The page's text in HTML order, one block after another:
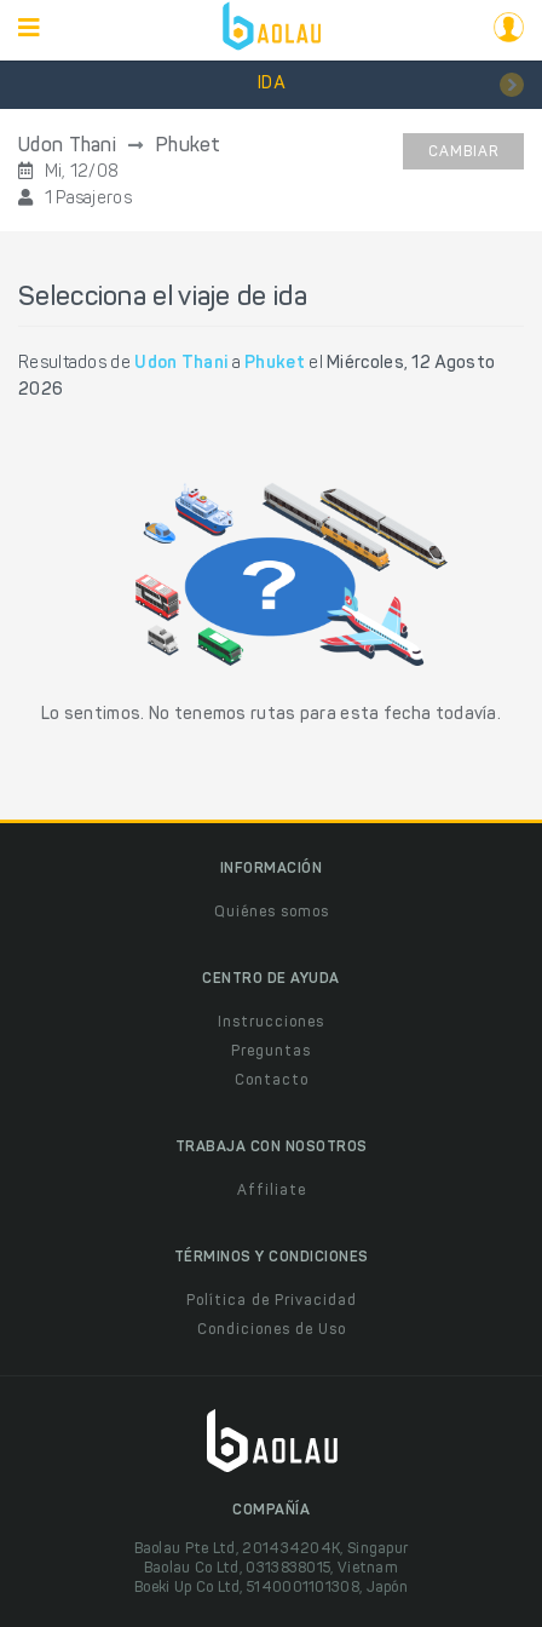
IDA
Udon Thani Phuket
Mi, 12/08
1 Pasajeros
CAMBIAR
Selecciona el viaje de ida
Resultados de Udon Thani a Phuket elMiércoles, 12 Agosto
2026
Lo sentimos. No tenemos rutas para esta fecha todavía.
INFORMACIÓN
Quiénes somos
CENTRO DE AYUDA
Instrucciones
Preguntas
Contacto
TRABAJA CON NOSOTROS
Affiliate
TÉRMINOS Y CONDICIONES
Política de Privacidad
Condiciones de Uso
COMPAÑÍA
Baolau Pte Ltd, 201434204K, Singapur
Baolau Co Ltd, 0313838015, Vietnam
Boeki Up Co Ltd, 5140001101308, Japón